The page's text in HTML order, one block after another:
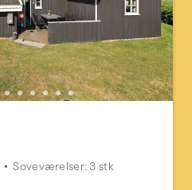
Soveværelser: 3 stk